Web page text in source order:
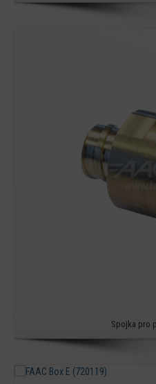
Spojka pro